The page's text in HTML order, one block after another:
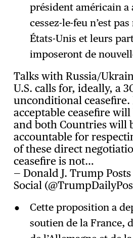
président américain a
cessez-le-feu n’est
États-Unis et leurs
imposeront de
Talks with Russia/
U.S. calls for, ideally, a
unconditional
acceptable ceasefire
and both Countries will
accountable for
of these direct
ceasefire is not…
— Donald J. Trump
Social
Cette proposition a
soutien de la France,